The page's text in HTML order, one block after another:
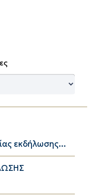
εκδήλωσης...